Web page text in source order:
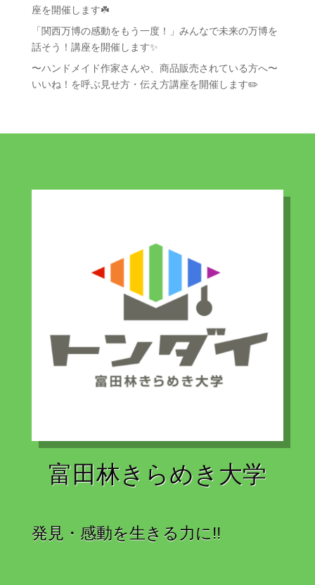
座を開催します☘️
「関西万博の感動をもう一度！」みんなで未来の万博を
話そう！講座を開催します✨
〜ハンドメイド作家さんや、商品販売されている方へ〜
いいね！を呼ぶ見せ方・伝え方講座を開催します✏️
富田林きらめき大学
発見・感動を生きる力に!!